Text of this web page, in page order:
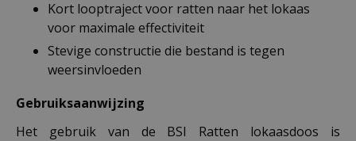
Kort looptraject voor ratten naar het lokaas
voor maximale effectiviteit
Stevige constructie die bestand is tegen
weersinvloeden
Gebruiksaanwijzing
Het gebruik van de BSI Ratten lokaasdoos is